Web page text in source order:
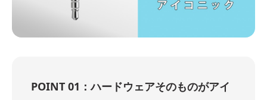
POINT 01：ハードウェアそのものがアイ